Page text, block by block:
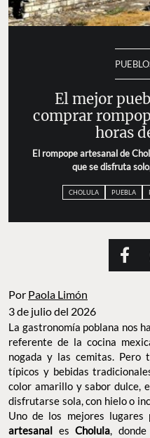
El mejor
comprar
horas
El rompope artesanal de
que se disfruta
CHOLULA PUEBLA
Por Paola Limón
3 de julio del 2026
La gastronomía poblana nos
referente de la cocina
nogada y las cemitas. Pero
típicos y bebidas
color amarillo y sabor dulce,
disfrutarse sola, con hielo o
Uno de los mejores
artesanal esCholula,